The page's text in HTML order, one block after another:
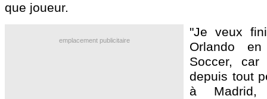
que joueur.
emplacement publicitaire
"Je veux
Orlando
Soccer,
depuis tout
à